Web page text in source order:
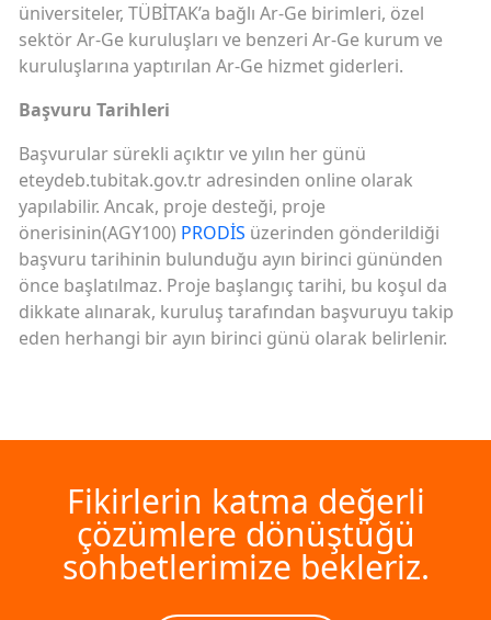
üniversiteler, TÜBİTAK’a bağlı Ar-Ge birimleri, özel
sektör Ar-Ge kuruluşları ve benzeri Ar-Ge kurum ve
kuruluşlarına yaptırılan Ar-Ge hizmet giderleri.
Başvuru Tarihleri
Başvurular sürekli açıktır ve yılın her günü
eteydeb.tubitak.gov.tr adresinden online olarak
yapılabilir. Ancak, proje desteği, proje
önerisinin(AGY100) PRODİS üzerinden gönderildiği
başvuru tarihinin bulunduğu ayın birinci gününden
önce başlatılmaz. Proje başlangıç tarihi, bu koşul da
dikkate alınarak, kuruluş tarafından başvuruyu takip
eden herhangi bir ayın birinci günü olarak belirlenir.
Fikirlerin katma değerli
çözümlere dönüştüğü
sohbetlerimize bekleriz.